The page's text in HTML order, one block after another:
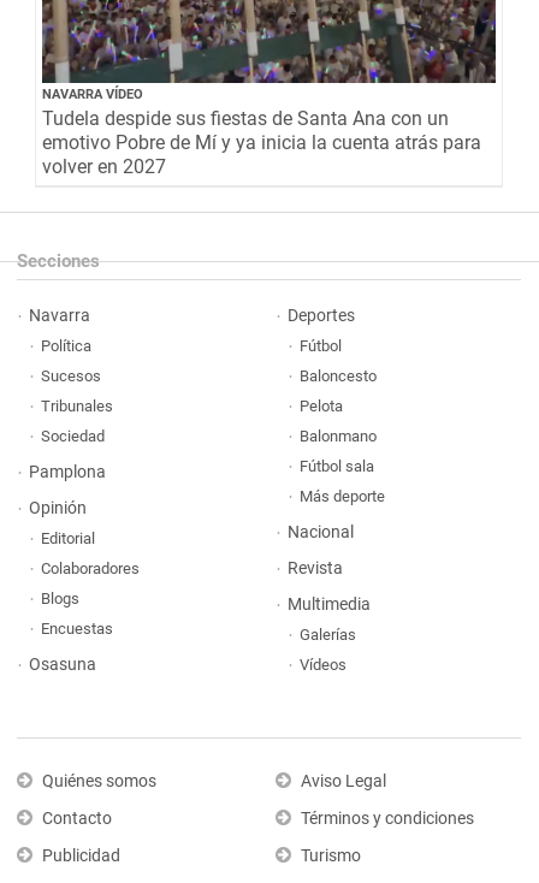
NAVARRA VÍDEO
Tudela despide sus fiestas de Santa Ana con un
emotivo Pobre de Mí y ya inicia la cuenta atrás para
volver en 2027
Secciones
Navarra
Política
Sucesos
Tribunales
Sociedad
Pamplona
Opinión
Editorial
Colaboradores
Blogs
Encuestas
Osasuna
Deportes
Fútbol
Baloncesto
Pelota
Balonmano
Fútbol sala
Más deporte
Nacional
Revista
Multimedia
Galerías
Vídeos
Quiénes somos
Contacto
Publicidad
Aviso Legal
Términos y condiciones
Turismo